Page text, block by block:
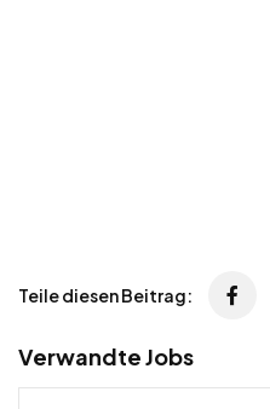
Teile diesen Beitrag:
Verwandte Jobs